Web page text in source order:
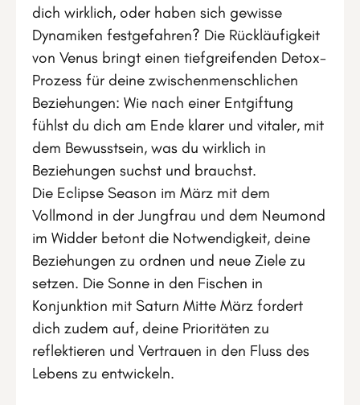
dich wirklich, oder haben sich gewisse
Dynamiken festgefahren? Die Rückläufigkeit
von Venus bringt einen tiefgreifenden Detox-
Prozess für deine zwischenmenschlichen
Beziehungen: Wie nach einer Entgiftung
fühlst du dich am Ende klarer und vitaler, mit
dem Bewusstsein, was du wirklich in
Beziehungen suchst und brauchst.
Die Eclipse Season im März mit dem
Vollmond in der Jungfrau und dem Neumond
im Widder betont die Notwendigkeit, deine
Beziehungen zu ordnen und neue Ziele zu
setzen. Die Sonne in den Fischen in
Konjunktion mit Saturn Mitte März fordert
dich zudem auf, deine Prioritäten zu
reflektieren und Vertrauen in den Fluss des
Lebens zu entwickeln.